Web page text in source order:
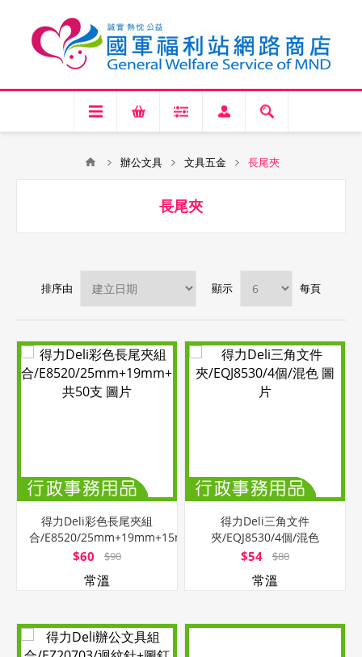
辦公文具 文具五金 長尾夾
長尾夾
排序由 顯示 每頁
得力Deli彩色長尾夾組
合/E8520/25mm+19mm+15mm/
共50支
$60 $90
常溫
得力Deli三角文件
夾/EQJ8530/4個/混色
$54 $80
常溫